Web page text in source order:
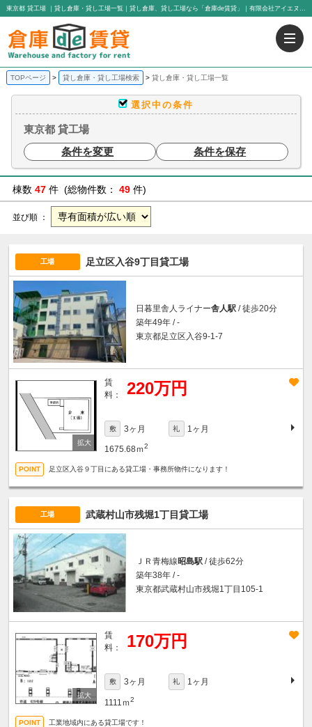
東京都 貸工場 ｜貸し倉庫・貸し工場一覧｜貸し倉庫、貸し工場なら「倉庫de賃貸」｜有限会社アイエヌジー・トゥエンティーワン
TOPページ 貸し倉庫・貸し工場検索 貸し倉庫・貸し工場一覧
選択中の条件
東京都 貸工場
条件を変更
条件を保存
棟数 47 件 (総物件数： 49 件)
並び順 ：
工場 足立区入谷9丁目貸工場
日暮里舎人ライナー舎人駅 / 徒歩20分
築年49年 / -
東京都足立区入谷9-1-7
賃
料：
220万円
敷 3ヶ月 礼 1ヶ月
1675.68ｍ2
足立区入谷９丁目にある貸工場・事務所物件になります！
工場 武蔵村山市残堀1丁目貸工場
ＪＲ青梅線昭島駅 / 徒歩62分
築年38年 / -
東京都武蔵村山市残堀1丁目105-1
賃
料：
170万円
敷 3ヶ月 礼 1ヶ月
1111ｍ2
工業地域内にある貸工場です！